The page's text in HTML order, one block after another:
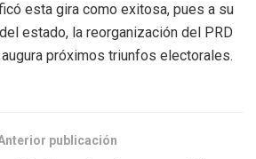
esta gira como exitosa, pues a su
estado, la reorganización del PRD
próximos triunfos electorales.
publicación